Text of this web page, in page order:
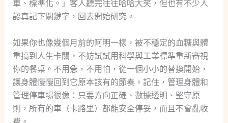
車、標準化。」客人聽完往往哈哈大笑，但也有不少人
認真記下關鍵字，回去開始研究。
如果你也像幾個月前的阿明一樣，被不穩定的血糖與體
重搞到人生卡關，不妨試試用科學與工業標準重新審視
你的餐桌。不用急，不用怕，從一個小小的替換開始，
讓身體慢慢回到它原本該有的節奏。記住，管理身體和
管理停車場很像：只要方向正確、數據透明、堅守原
則，所有的車（卡路里）都能安全停妥，而且不會亂收